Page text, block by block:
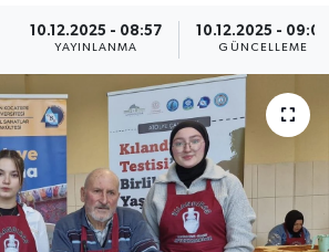
10.12.2025 - 08:57
YAYINLANMA
10.12.2025 -
GÜNCELLEME